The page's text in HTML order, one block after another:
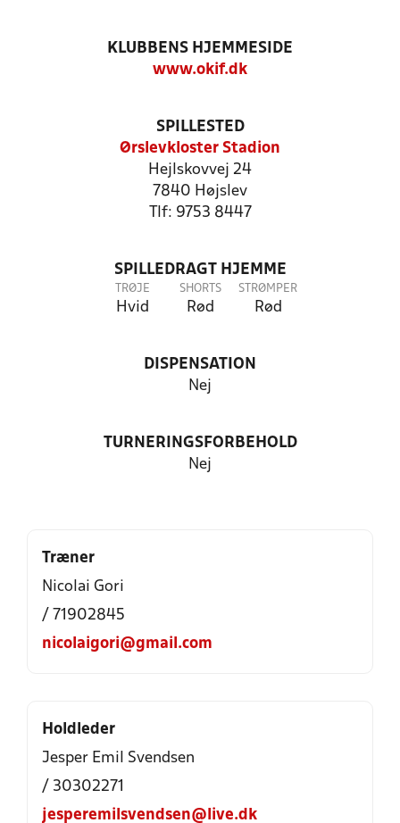
KLUBBENS HJEMMESIDE
www.okif.dk
SPILLESTED
Ørslevkloster Stadion
Hejlskovvej 24
7840 Højslev
Tlf: 9753 8447
SPILLEDRAGT HJEMME
TRØJE
Hvid
SHORTS
Rød
STRØMPER
Rød
DISPENSATION
Nej
TURNERINGSFORBEHOLD
Nej
Træner
Nicolai Gori
/ 71902845
nicolaigori@gmail.com
Holdleder
Jesper Emil Svendsen
/ 30302271
jesperemilsvendsen@live.dk